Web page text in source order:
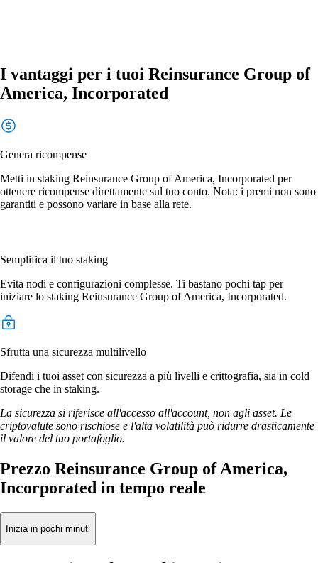
I vantaggi per i tuoi Reinsurance Group of
America, Incorporated
Genera ricompense
Metti in staking Reinsurance Group of America, Incorporated per
ottenere ricompense direttamente sul tuo conto. Nota: i premi non sono
garantiti e possono variare in base alla rete.
Semplifica il tuo staking
Evita nodi e configurazioni complesse. Ti bastano pochi tap per
iniziare lo staking Reinsurance Group of America, Incorporated.
Sfrutta una sicurezza multilivello
Difendi i tuoi asset con sicurezza a più livelli e crittografia, sia in cold
storage che in staking.
La sicurezza si riferisce all'accesso all'account, non agli asset. Le
criptovalute sono rischiose e l'alta volatilità può ridurre drasticamente
il valore del tuo portafoglio.
Prezzo Reinsurance Group of America,
Incorporated in tempo reale
Inizia in pochi minuti